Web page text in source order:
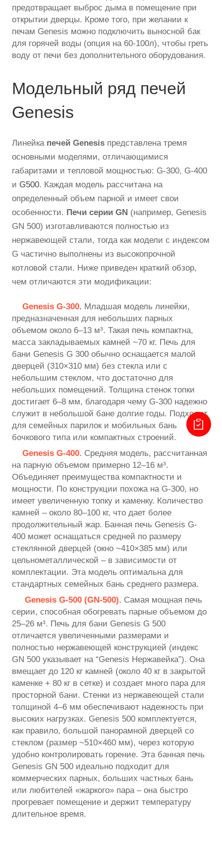
предотвращает выброс дыма в помещение при
открытии дверцы. Кроме того, при желании к
печам Genesis можно подключить выносной бак
для горячей воды (опция на 60-100л), чтобы греть
воду от печи без дополнительного оборудования.
Модельный ряд печей
Genesis
Линейка печей Genesis представлена тремя
основными моделями, отличающимися
габаритами и тепловой мощностью: G-300, G-400
и G500. Каждая модель рассчитана на
определенный объем парной и имеет свои
особенности. Печи серии GN (например, Genesis
GN 500) изготавливаются полностью из
нержавеющей стали, тогда как модели с индексом
G частично выполнены из высокопрочной
котловой стали. Ниже приведен краткий обзор,
чем отличаются эти модификации:
Genesis G-300. Младшая модель линейки,
предназначенная для небольших парных
объемом около 6–13 м³. Такая печь компактна,
масса закладываемых камней ~70 кг. Печь для
бани Genesis G 300 обычно оснащается малой
дверцей (310×310 мм) без стекла или с
небольшим стеклом, что достаточно для
небольших помещений. Толщина стенок топки
достигает 6–8 мм, благодаря чему G-300 надежно
служит в небольшой бане долгие годы. Подходит
для семейных парилок и мобильных бань
бочкового типа или компактных строений.
Genesis G-400. Средняя модель, рассчитанная
на парную объемом примерно 12–16 м³.
Объединяет преимущества компактности и
мощности. По конструкции похожа на G-300, но
имеет увеличенную топку и каменку. Количество
камней – около 80–100 кг, что дает более
продолжительный жар. Банная печь Genesis G-
400 может оснащаться средней по размеру
стеклянной дверцей (окно ~410×385 мм) или
цельнометаллической – в зависимости от
комплектации. Эта модель оптимальна для
стандартных семейных бань среднего размера.
Genesis G-500 (GN-500). Самая мощная печь
серии, способная обогревать парные объемом до
25–26 м³. Печь для бани Genesis G 500
отличается увеличенными размерами и
полностью нержавеющей конструкцией (индекс
GN 500 указывает на “Genesis Нержавейка”). Она
вмещает до 120 кг камней (около 40 кг в закрытой
каменке + 80 кг в сетке) и создает много пара для
просторной бани. Стенки из нержавеющей стали
толщиной 4–6 мм обеспечивают надежность при
высоких нагрузках. Genesis 500 комплектуется,
как правило, большой панорамной дверцей со
стеклом (размер ~510×460 мм), через которую
удобно контролировать горение. Эта банная печь
Genesis GN 500 идеально подходит для
коммерческих парных, больших частных бань
или любителей «жаркого» пара – она быстро
прогревает помещение и держит температуру
длительное время.